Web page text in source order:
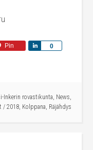
Pin 0
Share
Inkerin rovastikunta News
/ 2018, Kolppana Räjähdys